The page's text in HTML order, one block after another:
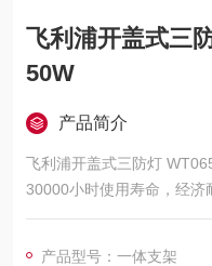
飞利浦开盖式三
50W
产品简介
飞利浦开盖式三防灯
30000小时使用寿命，经济
产品型号：一体支架